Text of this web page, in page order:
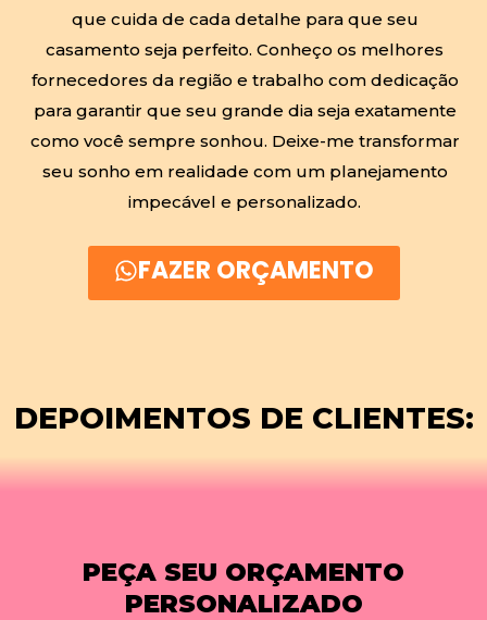
que cuida de cada detalhe para que seu
casamento seja perfeito. Conheço os melhores
fornecedores da região e trabalho com dedicação
para garantir que seu grande dia seja exatamente
como você sempre sonhou. Deixe-me transformar
seu sonho em realidade com um planejamento
impecável e personalizado.
FAZER ORÇAMENTO
DEPOIMENTOS DE CLIENTES:
PEÇA SEU ORÇAMENTO
PERSONALIZADO